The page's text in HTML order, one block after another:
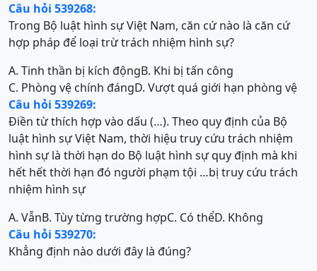
Câu hỏi 539268:
Trong Bộ luật hình sự Việt Nam, căn cứ nào là căn cứ
hợp pháp để loại trừ trách nhiệm hình sự?
A. Tinh thần bị kích độngB. Khi bị tấn công
C. Phòng vệ chính đángD. Vượt quá giới hạn phòng vệ
Câu hỏi 539269:
Điền từ thích hợp vào dấu (…). Theo quy định của Bộ
luật hình sự Việt Nam, thời hiệu truy cứu trách nhiệm
hình sự là thời hạn do Bộ luật hình sự quy định mà khi
hết hết thời hạn đó người phạm tội …bị truy cứu trách
nhiệm hình sự
A. VẫnB. Tùy từng trường hợpC. Có thểD. Không
Câu hỏi 539270:
Khẳng định nào dưới đây là đúng?